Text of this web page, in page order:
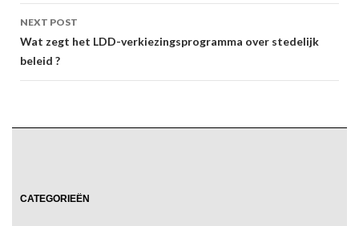
NEXT POST
Wat zegt het LDD-verkiezingsprogramma over stedelijk
beleid ?
CATEGORIEËN